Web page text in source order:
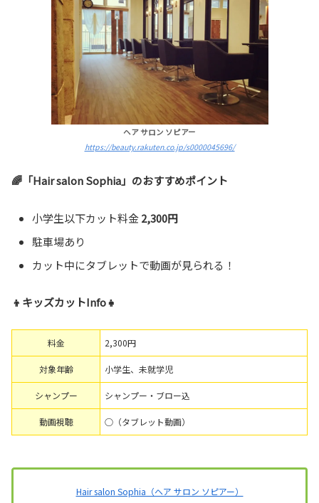
ヘア サロン ソピアー
https://beauty.rakuten.co.jp/s0000045696/
🌈「Hair salon Sophia」のおすすめポイント
小学生以下カット料金2,300円
駐車場あり
カット中にタブレットで動画が見られる！
👦キッズカットInfo👧
料金 2,300円
対象年齢 小学生、未就学児
シャンプー シャンプー・ブロー込
動画視聴 ○（タブレット動画）
Hair salon Sophia（ヘア サロン ソピアー）